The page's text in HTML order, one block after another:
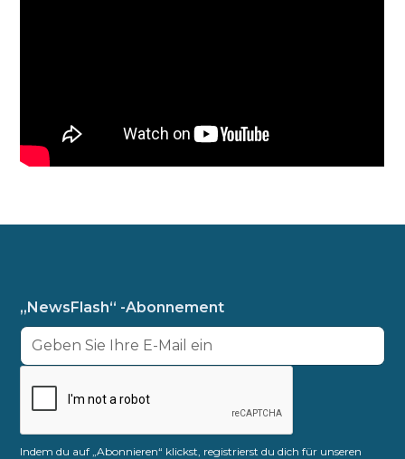
„NewsFlash“ -Abonnement
Indem du auf „Abonnieren“ klickst, registrierst du dich für unseren